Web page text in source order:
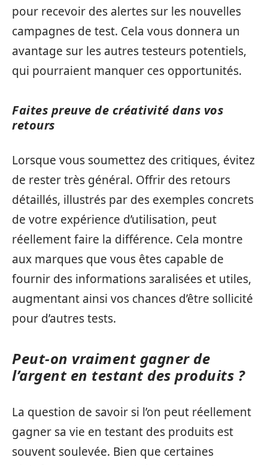
pour recevoir des alertes sur les nouvelles
campagnes de test. Cela vous donnera un
avantage sur les autres testeurs potentiels,
qui pourraient manquer ces opportunités.
Faites preuve de créativité dans vos
retours
Lorsque vous soumettez des critiques, évitez
de rester très général. Offrir des retours
détaillés, illustrés par des exemples concrets
de votre expérience d’utilisation, peut
réellement faire la différence. Cela montre
aux marques que vous êtes capable de
fournir des informations заralisées et utiles,
augmentant ainsi vos chances d’être sollicité
pour d’autres tests.
Peut-on vraiment gagner de
l’argent en testant des produits ?
La question de savoir si l’on peut réellement
gagner sa vie en testant des produits est
souvent soulevée. Bien que certaines